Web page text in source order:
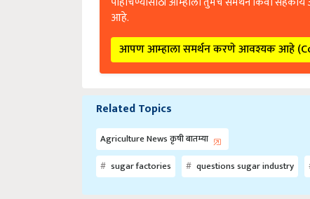
आहे.
आपण आम्हाला समर्थन करणे आवश्यक आहे
Related Topics
Agriculture News कृषी बातम्या
sugar factories
questions sugar industry